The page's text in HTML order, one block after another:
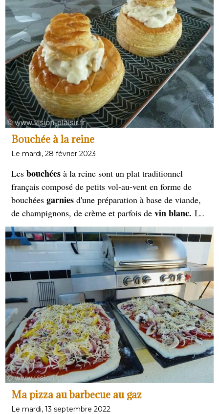
Bouchée à la reine
Le mardi, 28 février 2023
Les bouchées à la reine sont un plat traditionnel
français composé de petits vol-au-vent en forme de
bouchées garnies d'une préparation à base de viande,
de champignons, de crème et parfois de vin blanc. La
garniture peut varier en fonction des préférences et des
traditions régionales, mais elle est souvent préparée à
partir de poulet ou de veau.
Ma pizza au barbecue au gaz
Le mardi, 13 septembre 2022